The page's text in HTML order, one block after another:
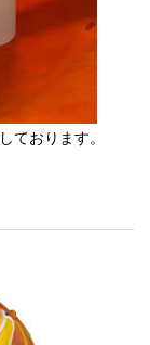
ております。